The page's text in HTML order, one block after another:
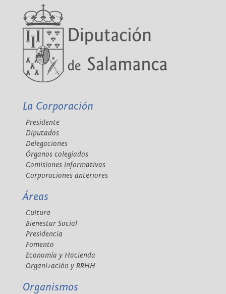
La Corporación
Presidente
Diputados
Delegaciones
Órganos colegiados
Comisiones informativas
Corporaciones anteriores
Áreas
Cultura
Bienestar Social
Presidencia
Fomento
Economía y Hacienda
Organización y RRHH
Organismos